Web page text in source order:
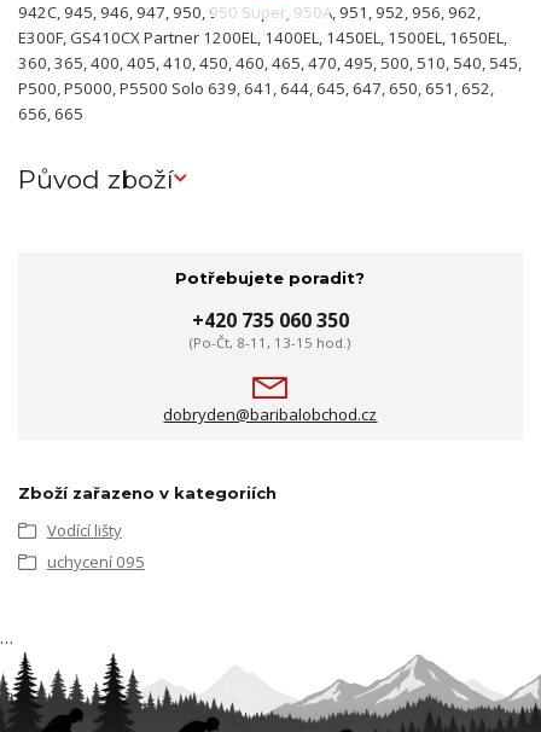
942C, 945, 946, 947, 950, 950 Super, 950A, 951, 952, 956, 962,
E300F, GS410CX Partner 1200EL, 1400EL, 1450EL, 1500EL, 1650EL,
360, 365, 400, 405, 410, 450, 460, 465, 470, 495, 500, 510, 540, 545,
P500, P5000, P5500 Solo 639, 641, 644, 645, 647, 650, 651, 652,
656, 665
Původ zboží
Potřebujete poradit?
+420 735 060 350
(Po-Čt, 8-11, 13-15 hod.)
dobryden@baribalobchod.cz
Zboží zařazeno v kategoriích
Vodící lišty
uchycení 095
…